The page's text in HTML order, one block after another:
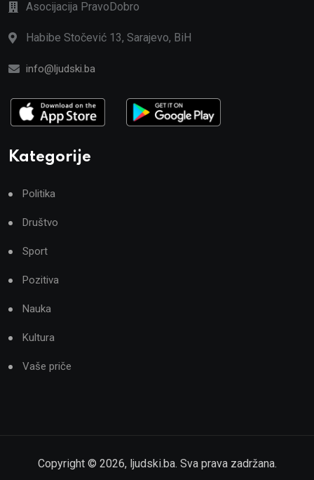
Asocijacija PravoDobro
Habibe Stočević 13, Sarajevo, BiH
info@ljudski.ba
Kategorije
Politika
Društvo
Sport
Pozitiva
Nauka
Kultura
Vaše priče
Copyright © 2026, ljudski.ba. Sva prava zadržana.